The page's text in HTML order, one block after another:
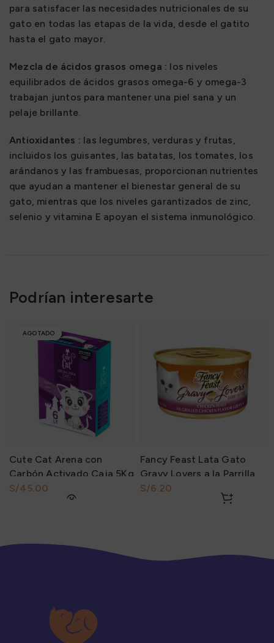
para satisfacer las necesidades nutricionales de su
gato en todas las etapas de la vida, desde el gatito
hasta el gato mayor.
Mezcla de ácidos grasos omega : los niveles
equilibrados de ácidos grasos omega-6 y omega-3
trabajan juntos para mantener una piel sana y un
pelaje brillante.
Antioxidantes : las legumbres, verduras y frutas,
incluidos los guisantes, las batatas, los tomates, los
arándanos y las frambuesas, proporcionan nutrientes
que ayudan a mantener el bienestar general de su
gato, mientras que los niveles garantizados de zinc,
selenio y vitamina E apoyan el sistema inmunológico.
Podrían interesarte
AGOTADO
Cute Cat Arena con
Carbón Activado Caja 5Kg
S/
Fancy Feast Lata Gato
Gravy Lovers a la Parrilla
Sabor Festival de Pollo en
Salsa y otros 85Gr
S/